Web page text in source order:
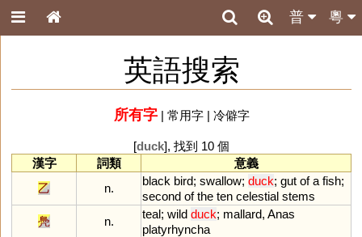
粵
普
英語搜索
所有字| 常用字| 冷僻字
[duck], 找到 10 個
漢字
詞類
意義
乙
n.
black bird; swallow; duck; gut of a fish;
second of the ten celestial stems
鳧
n.
teal; wild duck; mallard, Anas
platyrhyncha